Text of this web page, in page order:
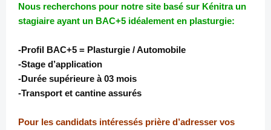
Nous recherchons pour notre site basé sur Kénitra un
stagiaire ayant un BAC+5 idéalement en plasturgie:
-Profil BAC+5 = Plasturgie / Automobile
-Stage d’application
-Durée supérieure à 03 mois
-Transport et cantine assurés
Pour les candidats intéressés prière d’adresser vos